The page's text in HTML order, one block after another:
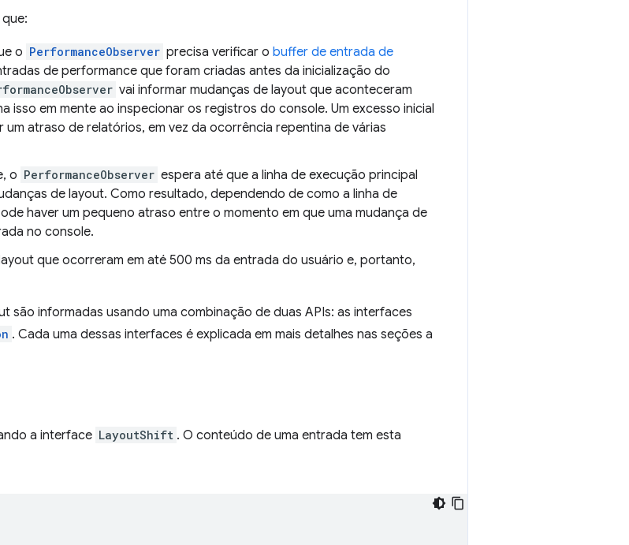
o PerformanceObserver precisa verificar o buffer de entrada de
de performance que foram criadas antes da inicialização do
vai informar mudanças de layout que aconteceram
isso em mente ao inspecionar os registros do console. Um excesso inicial
atraso de relatórios, em vez da ocorrência repentina de várias
o PerformanceObserver espera até que a linha de execução principal
de layout. Como resultado, dependendo de como a linha de
haver um pequeno atraso entre o momento em que uma mudança de
no console.
que ocorreram em até 500 ms da entrada do usuário e, portanto,
são informadas usando uma combinação de duas APIs: as interfaces
. Cada uma dessas interfaces é explicada em mais detalhes nas seções a
a interface LayoutShift . O conteúdo de uma entrada tem esta